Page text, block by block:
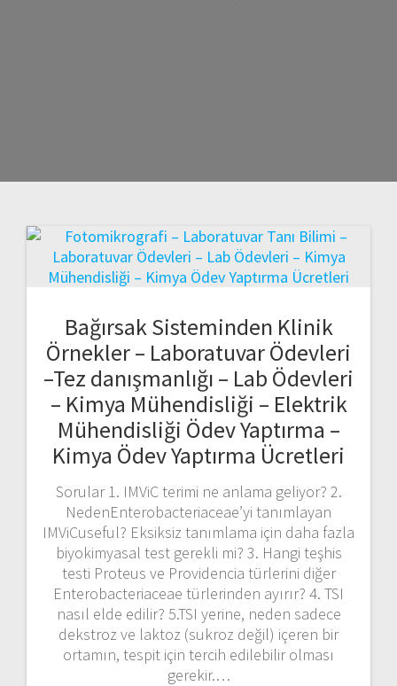
Bağırsak Sisteminden Klinik
Örnekler – Laboratuvar Ödevleri
–Tez danışmanlığı – Lab Ödevleri
– Kimya Mühendisliği – Elektrik
Mühendisliği Ödev Yaptırma –
Kimya Ödev Yaptırma Ücretleri
Sorular 1. IMViC terimi ne anlama geliyor? 2.
NedenEnterobacteriaceae’yi tanımlayan
IMViCuseful? Eksiksiz tanımlama için daha fazla
biyokimyasal test gerekli mi? 3. Hangi teşhis
testi Proteus ve Providencia türlerini diğer
Enterobacteriaceae türlerinden ayırır? 4. TSI
nasıl elde edilir? 5.TSI yerine, neden sadece
dekstroz ve laktoz (sukroz değil) içeren bir
ortamın, tespit için tercih edilebilir olması
gerekir.…